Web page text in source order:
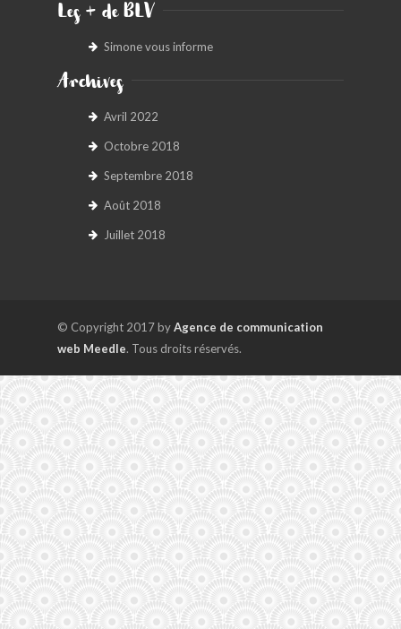
Les + de BLV
Simone vous informe
Archives
Avril 2022
Octobre 2018
Septembre 2018
Août 2018
Juillet 2018
© Copyright 2017 byAgence de communication
web Meedle. Tous droits réservés.